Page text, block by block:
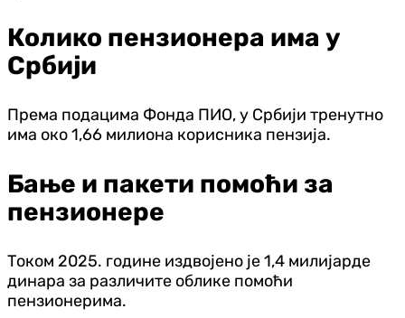
Колико пензионера има у
Србији
Према подацима Фонда ПИО, у Србији тренутно
има око 1,66 милиона корисника пензија.
Бање и пакети помоћи за
пензионере
Током 2025. године издвојено је 1,4 милијарде
динара за различите облике помоћи
пензионерима.